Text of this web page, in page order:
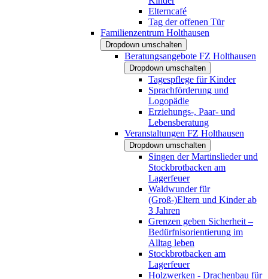
Elterncafé
Tag der offenen Tür
Familienzentrum Holthausen
Dropdown umschalten
Beratungsangebote FZ Holthausen
Dropdown umschalten
Tagespflege für Kinder
Sprachförderung und
Logopädie
Erziehungs-, Paar- und
Lebensberatung
Veranstaltungen FZ Holthausen
Dropdown umschalten
Singen der Martinslieder und
Stockbrotbacken am
Lagerfeuer
Waldwunder für
(Groß-)Eltern und Kinder ab
3 Jahren
Grenzen geben Sicherheit –
Bedürfnisorientierung im
Alltag leben
Stockbrotbacken am
Lagerfeuer
Holzwerken - Drachenbau für